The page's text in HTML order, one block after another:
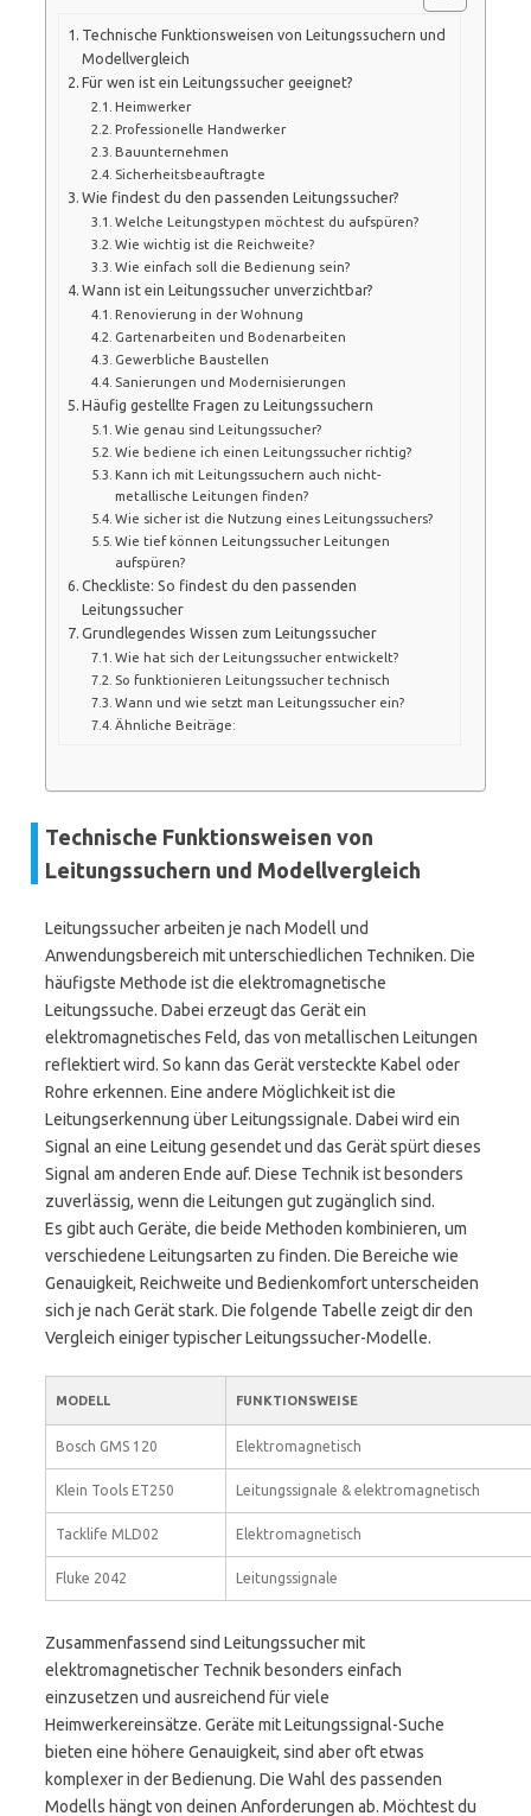
Technische Funktionsweisen von Leitungssuchern und
Modellvergleich
Für wen ist ein Leitungssucher geeignet?
Heimwerker
Professionelle Handwerker
Bauunternehmen
Sicherheitsbeauftragte
Wie findest du den passenden Leitungssucher?
Welche Leitungstypen möchtest du aufspüren?
Wie wichtig ist die Reichweite?
Wie einfach soll die Bedienung sein?
Wann ist ein Leitungssucher unverzichtbar?
Renovierung in der Wohnung
Gartenarbeiten und Bodenarbeiten
Gewerbliche Baustellen
Sanierungen und Modernisierungen
Häufig gestellte Fragen zu Leitungssuchern
Wie genau sind Leitungssucher?
Wie bediene ich einen Leitungssucher richtig?
Kann ich mit Leitungssuchern auch nicht-
metallische Leitungen finden?
Wie sicher ist die Nutzung eines Leitungssuchers?
Wie tief können Leitungssucher Leitungen
aufspüren?
Checkliste: So findest du den passenden
Leitungssucher
Grundlegendes Wissen zum Leitungssucher
Wie hat sich der Leitungssucher entwickelt?
So funktionieren Leitungssucher technisch
Wann und wie setzt man Leitungssucher ein?
Ähnliche Beiträge:
Technische Funktionsweisen von
Leitungssuchern und Modellvergleich
Leitungssucher arbeiten je nach Modell und
Anwendungsbereich mit unterschiedlichen Techniken. Die
häufigste Methode ist die elektromagnetische
Leitungssuche. Dabei erzeugt das Gerät ein
elektromagnetisches Feld, das von metallischen Leitungen
reflektiert wird. So kann das Gerät versteckte Kabel oder
Rohre erkennen. Eine andere Möglichkeit ist die
Leitungserkennung über Leitungssignale. Dabei wird ein
Signal an eine Leitung gesendet und das Gerät spürt dieses
Signal am anderen Ende auf. Diese Technik ist besonders
zuverlässig, wenn die Leitungen gut zugänglich sind.
Es gibt auch Geräte, die beide Methoden kombinieren, um
verschiedene Leitungsarten zu finden. Die Bereiche wie
Genauigkeit, Reichweite und Bedienkomfort unterscheiden
sich je nach Gerät stark. Die folgende Tabelle zeigt dir den
Vergleich einiger typischer Leitungssucher-Modelle.
MODELL FUNKTIONSWEISE
Bosch GMS 120 Elektromagnetisch
Klein Tools ET250 Leitungssignale & elektromagnetisch
Tacklife MLD02 Elektromagnetisch
Fluke 2042 Leitungssignale
Zusammenfassend sind Leitungssucher mit
elektromagnetischer Technik besonders einfach
einzusetzen und ausreichend für viele
Heimwerkereinsätze. Geräte mit Leitungssignal-Suche
bieten eine höhere Genauigkeit, sind aber oft etwas
komplexer in der Bedienung. Die Wahl des passenden
Modells hängt von deinen Anforderungen ab. Möchtest du